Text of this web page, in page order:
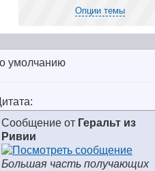
Опции темы
Сообщение от Геральт из
Ривии
Большая часть получающих